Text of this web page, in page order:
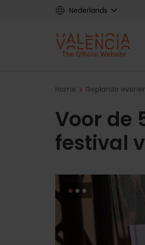
Nederlands
Home Geplande
Voor de
festival